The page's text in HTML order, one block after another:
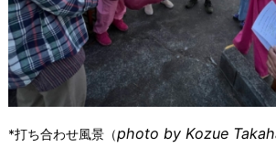
*打ち合わせ風景（photo by Kozue